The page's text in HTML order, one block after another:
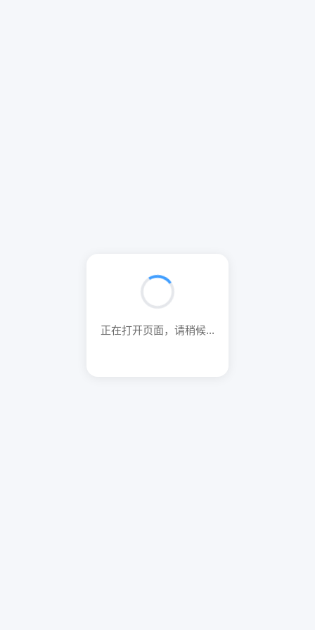
正在打开页面，请稍候...